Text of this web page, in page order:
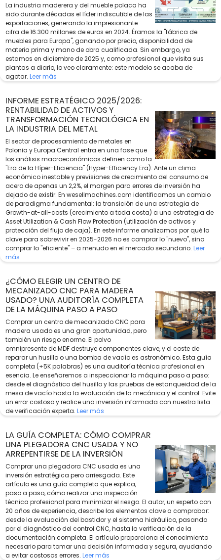
La industria maderera y del mueble polaca ha
sido durante décadas el líder indiscutible de las
exportaciones, generando la impresionante
cifra de 16.300 millones de euros en 2024. Éramos la "fábrica de
muebles para Europa", ganando por precio, disponibilidad de
materia prima y mano de obra cualificada. Sin embargo, ya
estamos en diciembre de 2025 y, como profesional que visita sus
plantas a diario, lo veo claramente: este modelo se acaba de
agotar. Leer más
INFORME ESTRATÉGICO 2025/2026:
RENTABILIDAD DE ACTIVOS Y
TRANSFORMACIÓN TECNOLÓGICA EN
LA INDUSTRIA DEL METAL
El sector de procesamiento de metales en
Polonia y Europa Central entra en una fase que
los análisis macroeconómicos definen como la
"Era de la Híper-Eficiencia" (Hyper-Efficiency Era). Ante un clima
económico inestable y previsiones de crecimiento del consumo de
acero de apenas un 2,2%, el margen para errores de inversión ha
dejado de existir. En wesellmachines.com identificamos un cambio
de paradigma fundamental: la transición de una estrategia de
Growth-at-all-costs (crecimiento a toda costa) a una estrategia de
Asset Utilization & Cash Flow Protection (utilización de activos y
protección del flujo de caja). En este informe analizamos por qué la
clave para sobrevivir en 2025-2026 no es comprar lo "nuevo", sino
comprar lo "eficiente" – a menudo en el mercado secundario. Leer
más
¿CÓMO ELEGIR UN CENTRO DE
MECANIZADO CNC PARA MADERA
USADO? UNA AUDITORÍA COMPLETA
DE LA MÁQUINA PASO A PASO
Comprar un centro de mecanizado CNC para
madera usado es una gran oportunidad, pero
también un riesgo enorme. El polvo
omnipresente de MDF destruye componentes clave, y el coste de
reparar un husillo o una bomba de vacío es astronómico. Esta guía
completa (+5K palabras) es una auditoría técnica profesional en
esencia. Le enseñaremos a inspeccionar la máquina paso a paso:
desde el diagnóstico del husillo y las pruebas de estanqueidad de la
mesa de vacío hasta la evaluación de la mecánica y el control. Evite
un error costoso y realice una inversión informada con nuestra lista
de verificación experta. Leer más
LA GUÍA COMPLETA: CÓMO COMPRAR
UNA PLEGADORA CNC USADA Y NO
ARREPENTIRSE DE LA INVERSIÓN
Comprar una plegadora CNC usada es una
inversión estratégica pero arriesgada. Este
artículo es una guía completa que explica,
paso a paso, cómo realizar una inspección
técnica profesional para minimizar el riesgo. El autor, un experto con
20 años de experiencia, describe los elementos clave a comprobar:
desde la evaluación del bastidor y el sistema hidráulico, pasando
por el diagnóstico del control CNC, hasta la verificación de la
documentación completa. El artículo proporciona el conocimiento
necesario para tomar una decisión informada y segura, ayudando
a evitar costosos errores. Leer más